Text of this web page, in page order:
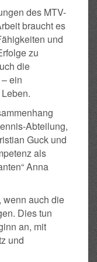
des MTV-
braucht es
und
zu
die
ein
Abteilung,
Guck und
als
Anna
wenn auch die
Dies tun
an, mit
und